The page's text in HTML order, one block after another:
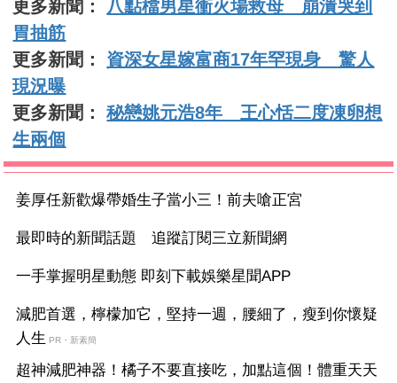
更多新聞：
八點檔男星衝火場救母 崩潰哭到
胃抽筋
更多新聞： 資深女星嫁富商17年罕現身 驚人
現況曝
更多新聞：秘戀姚元浩8年 王心恬二度凍卵想
生兩個
姜厚任新歡爆帶婚生子當小三！前夫嗆正宮
最即時的新聞話題 追蹤訂閱三立新聞網
一手掌握明星動態 即刻下載娛樂星聞APP
減肥首選，檸檬加它，堅持一週，腰細了，瘦到你懷疑
人生 PR・新素簡
超神減肥神器！橘子不要直接吃，加點這個！體重天天